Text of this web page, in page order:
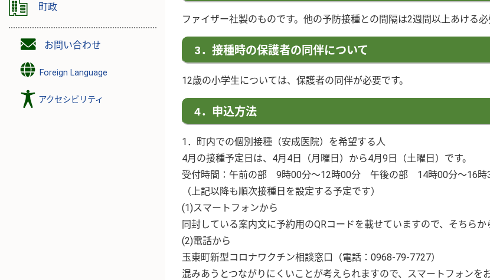
町政
お問い合わせ
Foreign Language
アクセシビリティ
ファイザー社製のものです。他の予防接種との間隔は2週間以上あける必
3．接種時の保護者の同伴について
12歳の小学生については、保護者の同伴が必要です。
4．申込方法
1．町内での個別接種（安成医院）を希望する人
4月の接種予定日は、4月4日（月曜日）から4月9日（土曜日）です。
受付時間：午前の部 9時00分～12時00分 午後の部 14時00分～16時
（上記以降も順次接種日を設定する予定です）
(1)スマートフォンから
同封している案内文に予約用のQRコードを載せていますので、そちらか
(2)電話から
玉東町新型コロナワクチン相談窓口（電話：0968-79-7727）
混みあうとつながりにくいことが考えられますので、スマートフォンを